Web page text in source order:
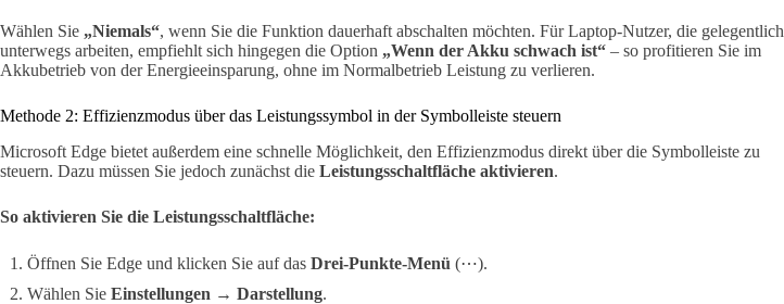
Wählen Sie „Niemals“, wenn Sie die Funktion dauerhaft abschalten möchten. Für Laptop-Nutzer, die gelegentlich
unterwegs arbeiten, empfiehlt sich hingegen die Option „Wenn der Akku schwach ist“ – so profitieren Sie im
Akkubetrieb von der Energieeinsparung, ohne im Normalbetrieb Leistung zu verlieren.
Methode 2: Effizienzmodus über das Leistungssymbol in der Symbolleiste steuern
Microsoft Edge bietet außerdem eine schnelle Möglichkeit, den Effizienzmodus direkt über die Symbolleiste zu
steuern. Dazu müssen Sie jedoch zunächst die Leistungsschaltfläche aktivieren.
So aktivieren Sie die Leistungsschaltfläche:
Öffnen Sie Edge und klicken Sie auf das Drei-Punkte-Menü (⋯).
Wählen Sie Einstellungen → Darstellung.